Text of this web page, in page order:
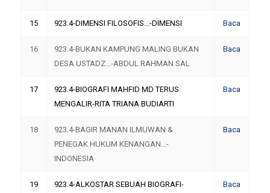
15 923.4-DIMENSI FILOSOFIS…-DIMENSI Baca
16
923.4-BUKAN KAMPUNG MALING BUKAN
DESA USTADZ…-ABDUL RAHMAN SAL
Baca
17
923.4-BIOGRAFI MAHFID MD TERUS
MENGALIR-RITA TRIANA BUDIARTI
Baca
18
923.4-BAGIR MANAN ILMUWAN &
PENEGAK HUKUM KENANGAN…-
INDONESIA
Baca
19
923.4-ALKOSTAR SEBUAH BIOGRAFI-
Baca